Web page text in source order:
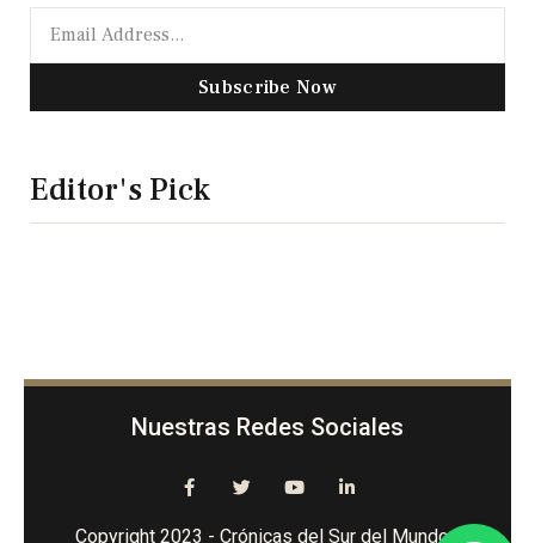
Subscribe Now
Editor's Pick
Nuestras Redes Sociales
Copyright 2023 - Crónicas del Sur del Mundo -